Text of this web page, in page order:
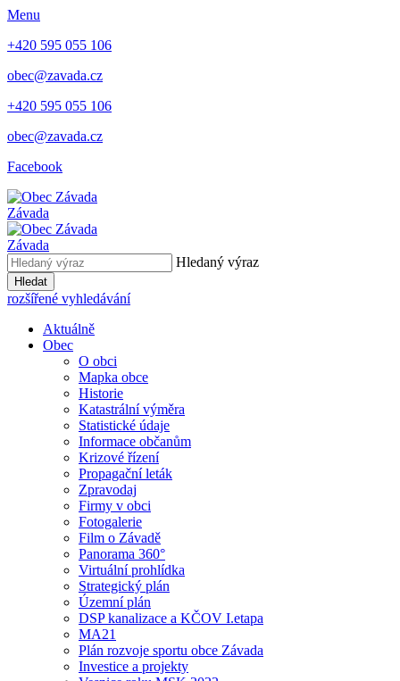
Menu
+420 595 055 106
obec@zavada.cz
+420 595 055 106
obec@zavada.cz
Facebook
Závada
Závada
Hledaný výraz
Hledat
rozšířené vyhledávání
Aktuálně
Obec
O obci
Mapka obce
Historie
Katastrální výměra
Statistické údaje
Informace občanům
Krizové řízení
Propagační leták
Zpravodaj
Firmy v obci
Fotogalerie
Film o Závadě
Panorama 360°
Virtuální prohlídka
Strategický plán
Územní plán
DSP kanalizace a KČOV I.etapa
MA21
Plán rozvoje sportu obce Závada
Investice a projekty